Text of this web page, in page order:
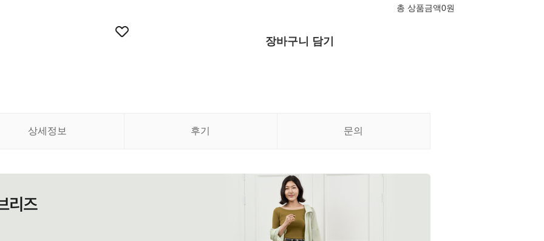
총 상품금액0원
장바구니 담기
상세정보 후기 문의